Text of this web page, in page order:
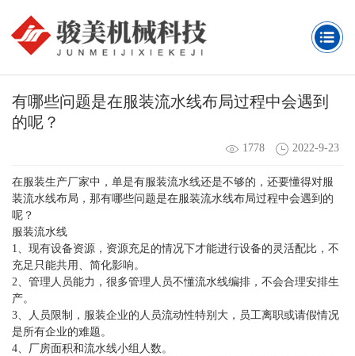
有哪些问题是在服装流水线布局过程中会遇到
的呢？
1778 2022-9-23
在服装生产厂家中，单是有服装流水线还是不够的，还要懂得对服
装流水线布局，那有哪些问题是在服装流水线布局过程中会遇到的
呢？
服装流水线
1、现有设备资源，资源充足的情况下才能进行设备的灵活配比，不
充足只能共用、简化影响。
2、管理人员能力，很多管理人员不懂流水线编排，不会合理安排生
产。
3、人员限制，服装企业的人员流动性特别大，员工离职或请假情况
是所有企业的难题。
4、厂房面积和流水线小组人数。